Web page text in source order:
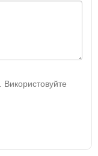
Використовуйте